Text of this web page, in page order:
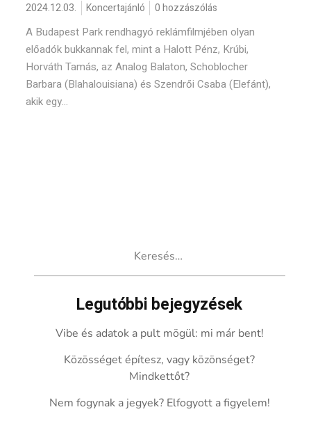
2024.12.03. Koncertajánló 0 hozzászólás
A Budapest Park rendhagyó reklámfilmjében olyan
előadók bukkannak fel, mint a Halott Pénz, Krúbi,
Horváth Tamás, az Analog Balaton, Schoblocher
Barbara (Blahalouisiana) és Szendrői Csaba (Elefánt),
akik egy...
Legutóbbi bejegyzések
Vibe és adatok a pult mögül: mi már bent!
Közösséget építesz, vagy közönséget?
Mindkettőt?
Nem fogynak a jegyek? Elfogyott a figyelem!